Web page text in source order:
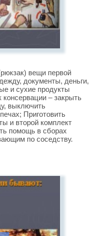
вещи первой
документы, деньги,
и сухие продукты
консервации – закрыть
выключить
Приготовить
и второй комплект
помощь в сборах
по соседству.